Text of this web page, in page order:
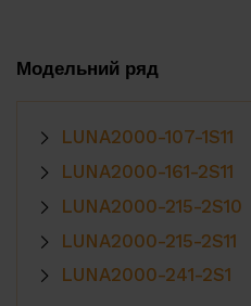
Модельний ряд
LUNA2000-107-1S11
LUNA2000-161-2S11
LUNA2000-215-2S10
LUNA2000-215-2S11
LUNA2000-241-2S1